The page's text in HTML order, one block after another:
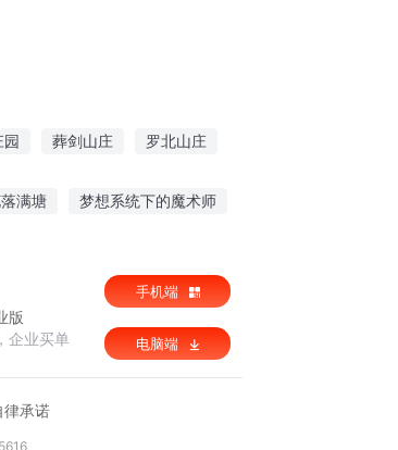
园 葬剑山庄 罗北山庄
满塘 梦想系统下的魔术师
版
企业买单
手机端
电脑端
律承诺